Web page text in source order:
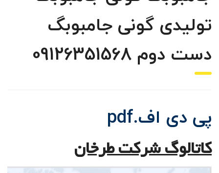
تولیدی گونی جامبوبگ
دست دوم 09126351568
پی دی اف.pdf
کاتالوگ شرکت طرخان